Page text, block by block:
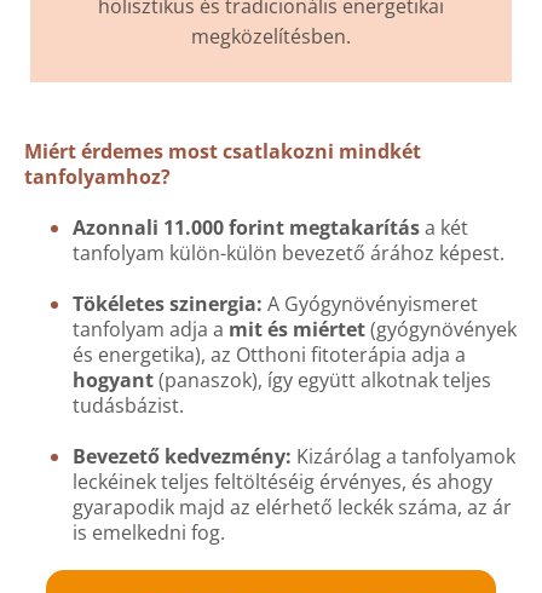
holisztikus és tradicionális energetikai
megközelítésben.
Miért érdemes most csatlakozni mindkét
tanfolyamhoz?
Azonnali 11.000 forint megtakarítása két
tanfolyam külön-külön bevezető árához képest.
Tökéletes szinergia: A Gyógynövényismeret
tanfolyam adja a mit és miértet(gyógynövények
és energetika), az Otthoni fitoterápia adja a
hogyant(panaszok), így együtt alkotnak teljes
tudásbázist.
Bevezető kedvezmény: Kizárólag a tanfolyamok
leckéinek teljes feltöltéséig érvényes, és ahogy
gyarapodik majd az elérhető leckék száma, az ár
is emelkedni fog.